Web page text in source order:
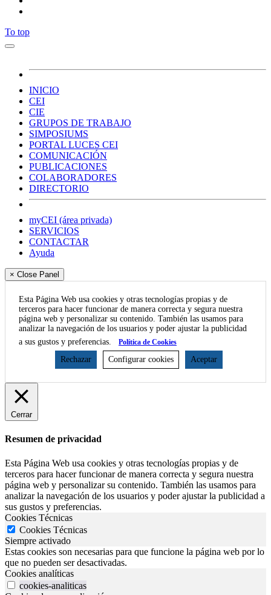
To top
INICIO
CEI
CIE
GRUPOS DE TRABAJO
SIMPOSIUMS
PORTAL LUCES CEI
COMUNICACIÓN
PUBLICACIONES
COLABORADORES
DIRECTORIO
myCEI (área privada)
SERVICIOS
CONTACTAR
Ayuda
× Close Panel
Esta Página Web usa cookies y otras tecnologías propias y de
terceros para hacer funcionar de manera correcta y segura nuestra
página web y personalizar su contenido. También las usamos para
analizar la navegación de los usuarios y poder ajustar la publicidad
a sus gustos y preferencias.
Política de Cookies
Rechazar Configurar cookies Aceptar
Cerrar
Resumen de privacidad
Esta Página Web usa cookies y otras tecnologías propias y de
terceros para hacer funcionar de manera correcta y segura nuestra
página web y personalizar su contenido. También las usamos para
analizar la navegación de los usuarios y poder ajustar la publicidad a
sus gustos y preferencias.
Cookies Técnicas
Cookies Técnicas
Siempre activado
Estas cookies son necesarias para que funcione la página web por lo
que no pueden ser desactivadas.
Cookies analíticas
cookies-analiticas